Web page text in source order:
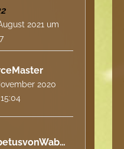
2021 um
2020
JebetusvonWabern